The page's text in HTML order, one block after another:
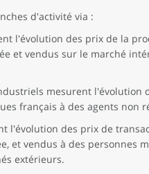
d'activité via :
l'évolution des prix de la
et vendus sur le marché
mesurent l'évolution
français à des agents non
l'évolution des prix de
et vendus à des personnes
extérieurs.